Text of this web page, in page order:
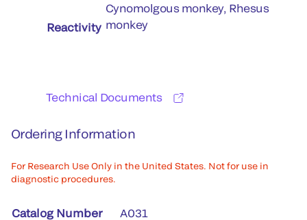
Reactivity
Cynomolgous monkey, Rhesus
monkey
Technical Documents
Ordering Information
For Research Use Only in the United States. Not for use in
diagnostic procedures.
Catalog Number A031